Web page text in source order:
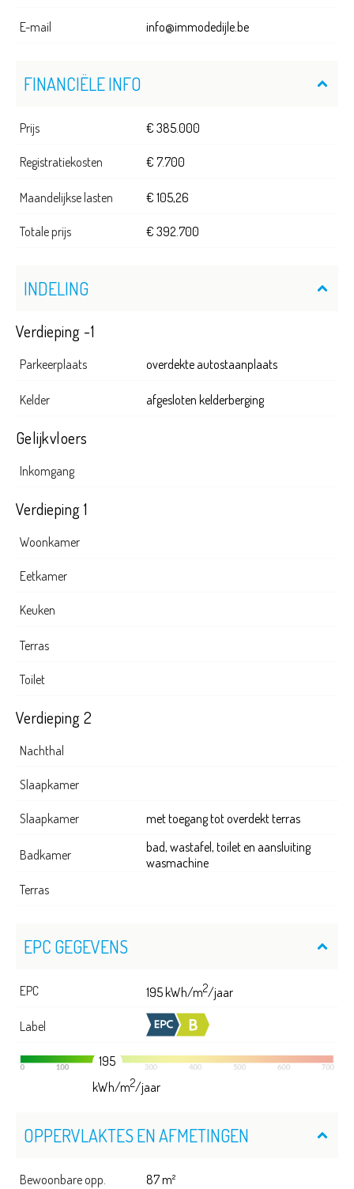
E-mail info@immodedijle.be
FINANCIËLE INFO
Prijs € 385.000
Registratiekosten € 7.700
Maandelijkse lasten € 105,26
Totale prijs € 392.700
INDELING
Verdieping -1
Parkeerplaats overdekte autostaanplaats
Kelder afgesloten kelderberging
Gelijkvloers
Inkomgang
Verdieping 1
Woonkamer
Eetkamer
Keuken
Terras
Toilet
Verdieping 2
Nachthal
Slaapkamer
Slaapkamer met toegang tot overdekt terras
Badkamer
bad, wastafel, toilet en aansluiting
wasmachine
Terras
EPC GEGEVENS
EPC 195 kWh/m2/jaar
Label
195
kWh/m2/jaar
OPPERVLAKTES EN AFMETINGEN
Bewoonbare opp. 87 m²